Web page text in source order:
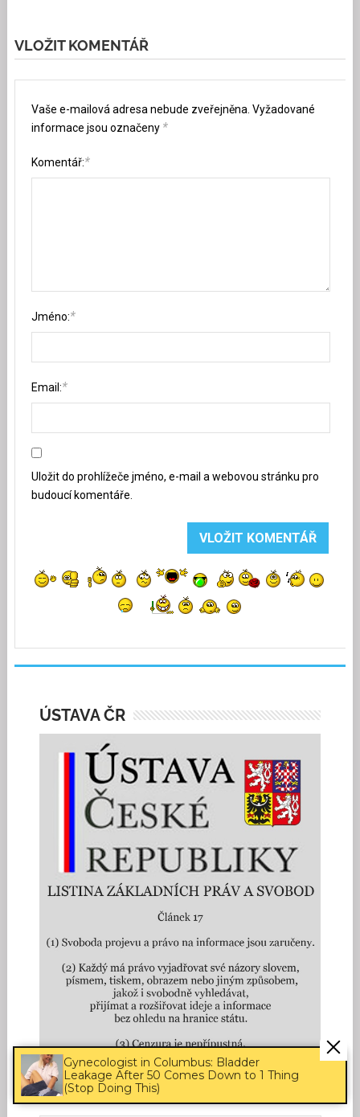
VLOŽIT KOMENTÁŘ
Vaše e-mailová adresa nebude zveřejněna. Vyžadované
informace jsou označeny *
Komentář:*
Jméno:*
Email:*
Uložit do prohlížeče jméno, e-mail a webovou stránku pro
budoucí komentáře.
Gynecologist in Columbus: Bladder
Leakage After 50 Comes Down to 1 Thing
(Stop Doing This)
ÚSTAVA ČR
PROHLEDAT WEB